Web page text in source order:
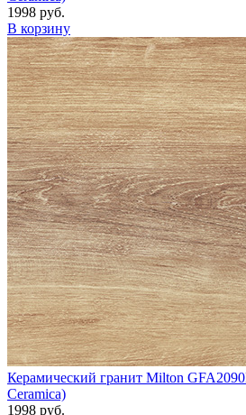
1998 руб.
В корзину
Керамический гранит Milton
Ceramica)
1998 руб.